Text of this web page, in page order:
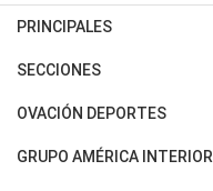
PRINCIPALES
Últimas Noticias
Política
SECCIONES
Horóscopo
Motores
OVACIÓN DEPORTES
Fútbol
GRUPO AMÉRICA INTERIOR